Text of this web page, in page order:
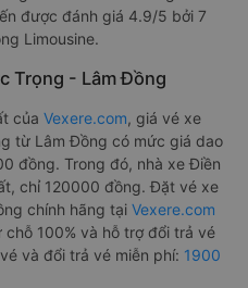
được đánh giá 4.9/5 bởi 7
Limousine.
Trọng - Lâm Đồng
của Vexere.com, giá vé xe
từ Lâm Đồng có mức giá dao
đồng. Trong đó, nhà xe Điền
chỉ 120000 đồng. Đặt vé xe
chính hãng tại Vexere.com
100% và hỗ trợ đổi trả vé
và đổi trả vé miễn phí: 1900